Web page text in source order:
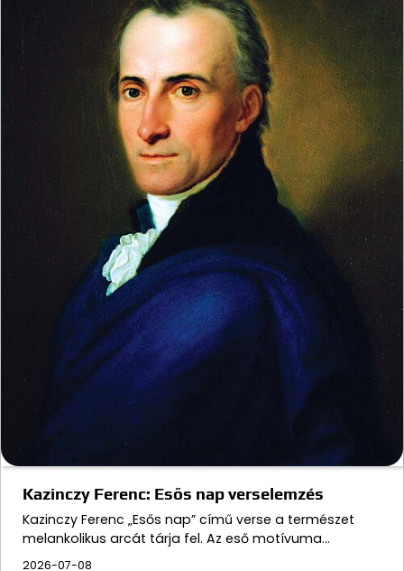
Kazinczy Ferenc: Esős nap verselemzés
Kazinczy Ferenc „Esős nap” című verse a természet
melankolikus arcát tárja fel. Az eső motívuma…
2026-07-08